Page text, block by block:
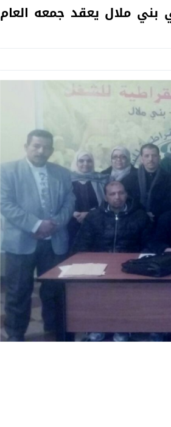
بني ملال يعقد جمعه العام